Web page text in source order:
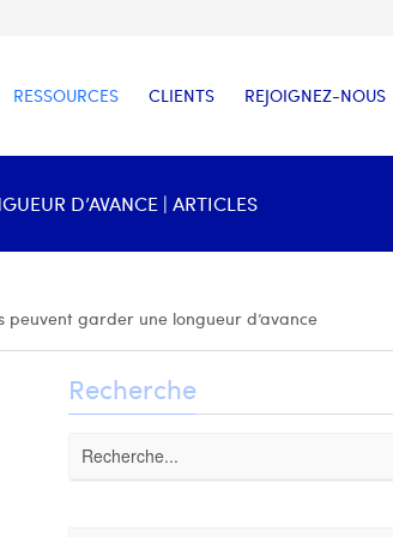
RESSOURCES CLIENTS REJOIGNEZ-NOUS
D’AVANCE | ARTICLES
peuvent garder une longueur d’avance
Recherche